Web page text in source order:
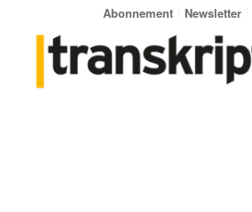
Abonnement Newsletter